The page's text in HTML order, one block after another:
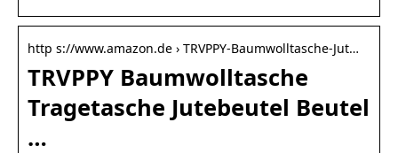
http s://www.amazon.de › TRVPPY-Baumwolltasche-Jut…
TRVPPY Baumwolltasche
Tragetasche Jutebeutel Beutel
…